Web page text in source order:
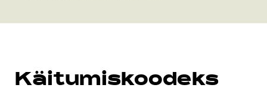
Käitumiskoodeks